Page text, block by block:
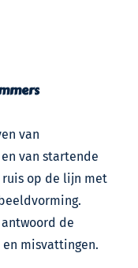
van
van startende
op de lijn met
de
misvattingen.